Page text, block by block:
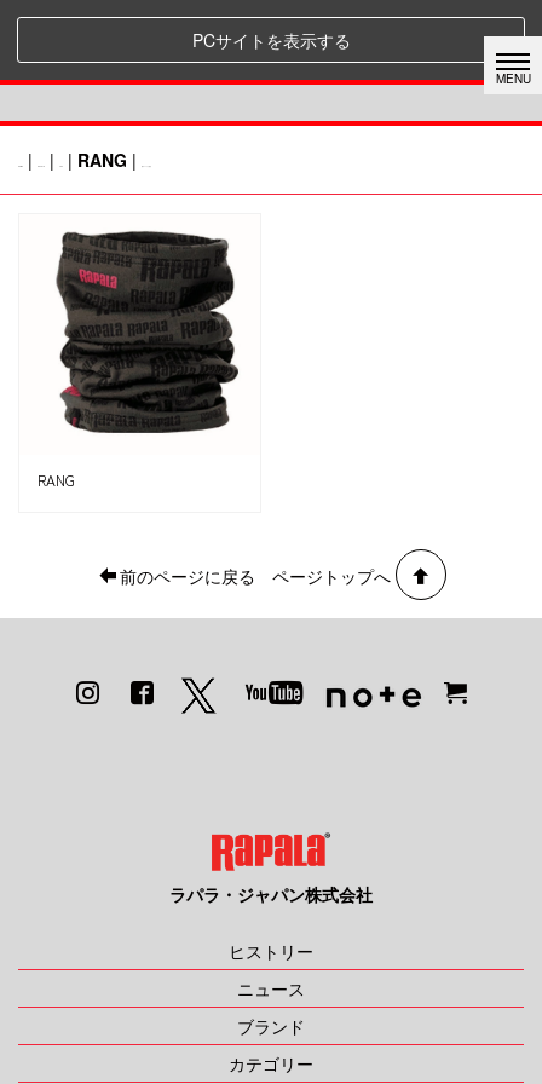
PCサイトを表示する
| | | RANG |
RANG
前のページに戻る ページトップへ
ラパラ・ジャパン株式会社
ヒストリー
ニュース
ブランド
カテゴリー